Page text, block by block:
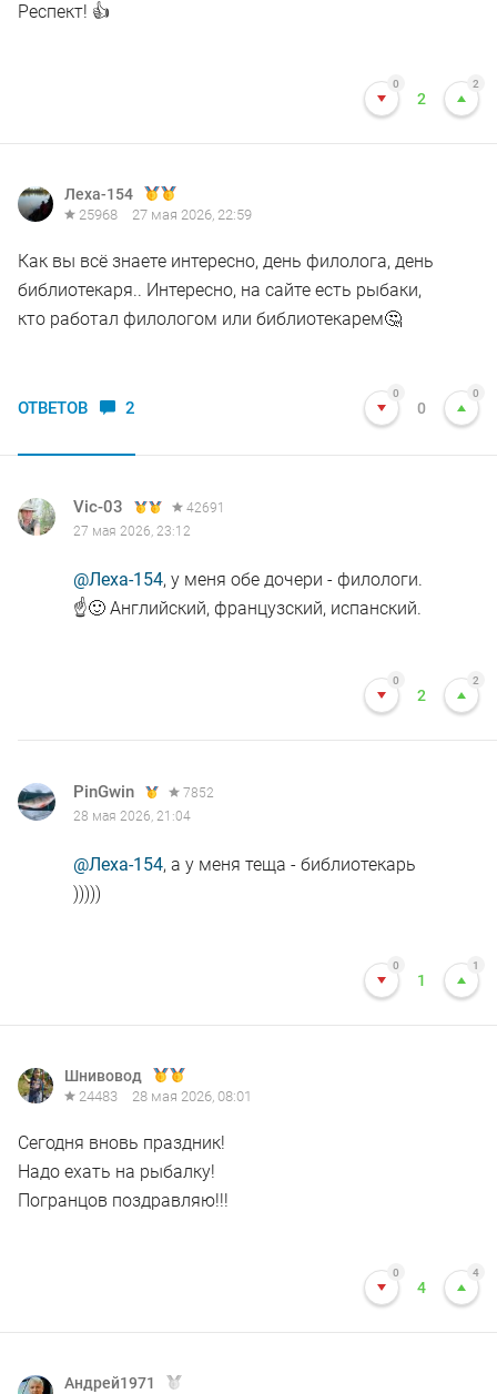
Респект! 👍
0
2
2
Леха-154
25968 27 мая 2026, 22:59
Как вы всё знаете интересно, день филолога, день
библиотекаря.. Интересно, на сайте есть рыбаки,
кто работал филологом или библиотекарем🤔
ОТВЕТОВ 2
0
0
0
Vic-03
42691
27 мая 2026, 23:12
@Леха-154, у меня обе дочери - филологи.
☝🙂 Английский, французский, испанский.
0
2
2
PinGwin
7852
28 мая 2026, 21:04
@Леха-154, а у меня теща - библиотекарь
)))))
0
1
1
Шнивовод
24483 28 мая 2026, 08:01
Сегодня вновь праздник!
Надо ехать на рыбалку!
Погранцов поздравляю!!!
0
4
4
Андрей1971